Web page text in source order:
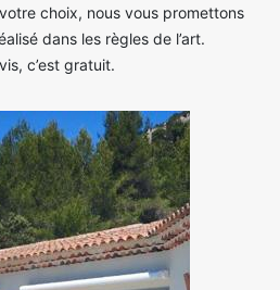
choix, nous vous promettons
dans les règles de l’art.
c’est gratuit.